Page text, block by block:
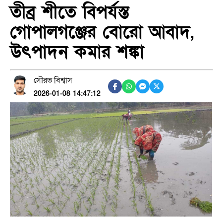
তীব্র শীতে বিপর্যস্ত
গোপালগঞ্জের বোরো আবাদ,
উৎপাদন কমার শঙ্কা
সৌরভ বিশ্বাস
2026-01-08 14:47:12